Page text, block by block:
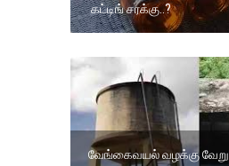
கட்டிங் சரக்கு..?
வேங்கைவயல் வழக்கு வேறு